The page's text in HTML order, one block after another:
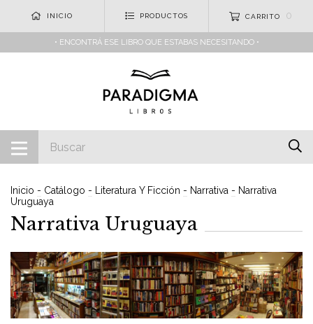
INICIO PRODUCTOS CARRITO 0
• ENCONTRÁ ESE LIBRO QUE ESTABAS NECESITANDO •
Inicio - Catálogo - Literatura Y Ficción - Narrativa - Narrativa
Uruguaya
Narrativa Uruguaya